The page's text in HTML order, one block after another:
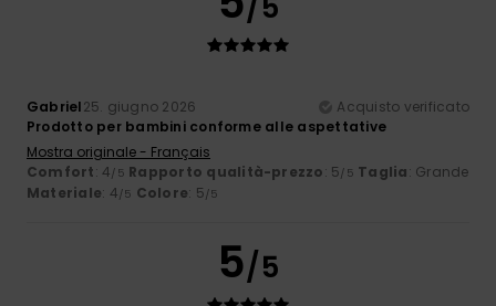
Gabriel25. giugno 2026
Acquisto verificato
Prodotto per bambini conforme alle aspettative
Mostra originale - Français
Comfort: 4/5 Rapporto qualità-prezzo: 5/5 Taglia: Grande
Materiale: 4/5 Colore: 5/5
5/5